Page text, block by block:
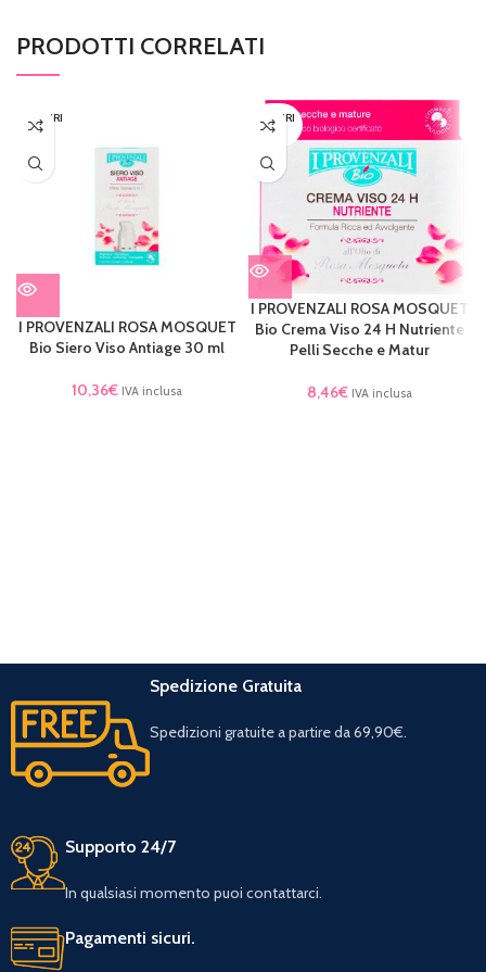
PRODOTTI CORRELATI
ESAURI
TO
I PROVENZALI ROSA MOSQUET
Bio Siero Viso Antiage 30 ml
10,36€ IVA inclusa
ESAURI
TO
I PROVENZALI ROSA MOSQUET
Bio Crema Viso 24 H Nutriente
Pelli Secche e Matur
8,46€ IVA inclusa
Spedizione Gratuita
Spedizioni gratuite a partire da 69,90€.
Supporto 24/7
In qualsiasi momento puoi contattarci.
Pagamenti sicuri.